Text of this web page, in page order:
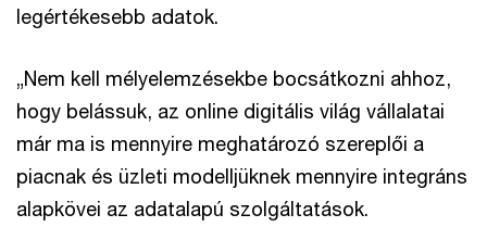
legértékesebb adatok.
„Nem kell mélyelemzésekbe bocsátkozni ahhoz,
hogy belássuk, az online digitális világ vállalatai
már ma is mennyire meghatározó szereplői a
piacnak és üzleti modelljüknek mennyire integráns
alapkövei az adatalapú szolgáltatások.